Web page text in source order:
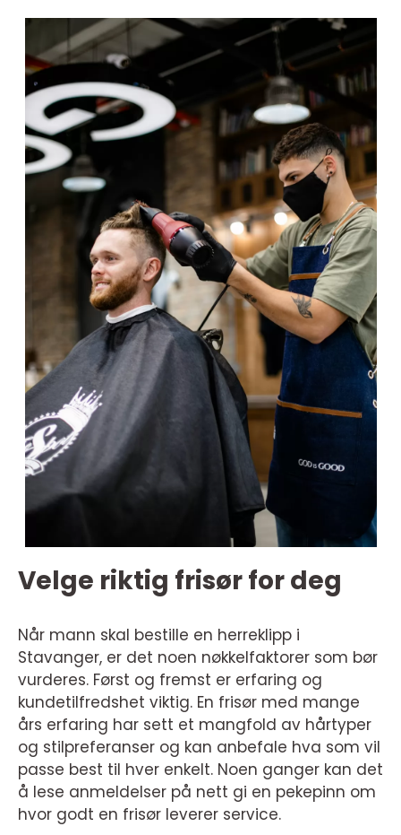
Velge riktig frisør for deg
Når mann skal bestille en herreklipp i
Stavanger, er det noen nøkkelfaktorer som bør
vurderes. Først og fremst er erfaring og
kundetilfredshet viktig. En frisør med mange
års erfaring har sett et mangfold av hårtyper
og stilpreferanser og kan anbefale hva som vil
passe best til hver enkelt. Noen ganger kan det
å lese anmeldelser på nett gi en pekepinn om
hvor godt en frisør leverer service.